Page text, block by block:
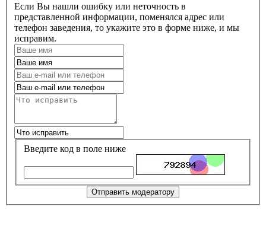
Если Вы нашли ошибку или неточность в
представленной информации, поменялся адрес или
телефон заведения, то укажите это в форме ниже, и мы
исправим.
Введите код в поле ниже
Отправить модератору